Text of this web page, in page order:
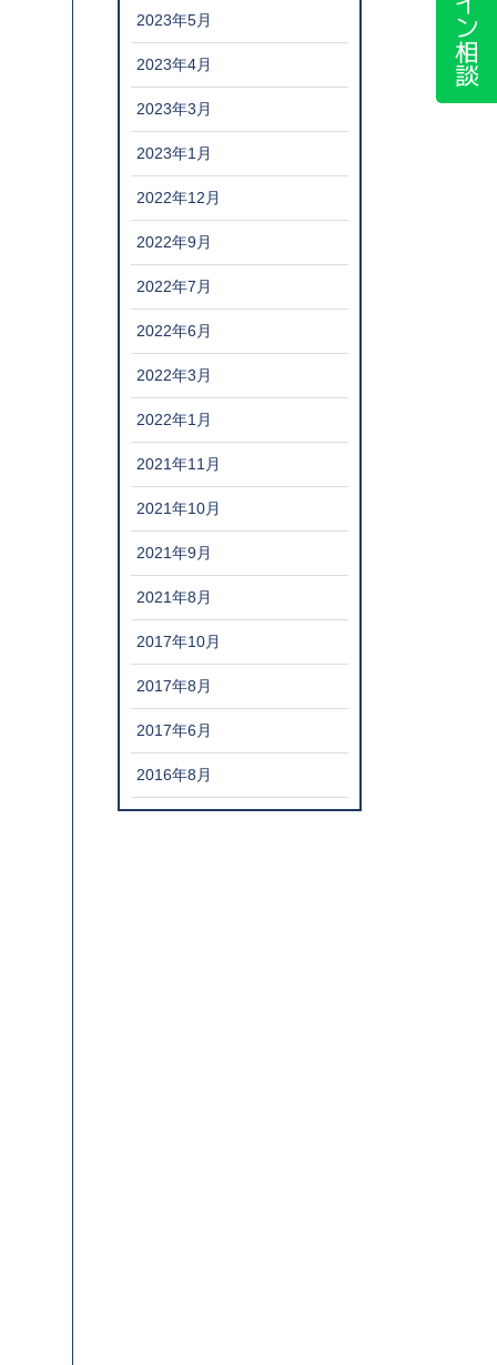
ライン相談
2023年5月
2023年4月
2023年3月
2023年1月
2022年12月
2022年9月
2022年7月
2022年6月
2022年3月
2022年1月
2021年11月
2021年10月
2021年9月
2021年8月
2017年10月
2017年8月
2017年6月
2016年8月